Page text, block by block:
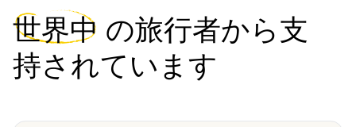
世界中 の旅行者から支
持されています